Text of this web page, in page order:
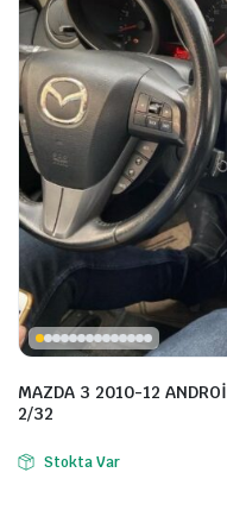
MAZDA 3 2010-12
2/32
Stokta Var